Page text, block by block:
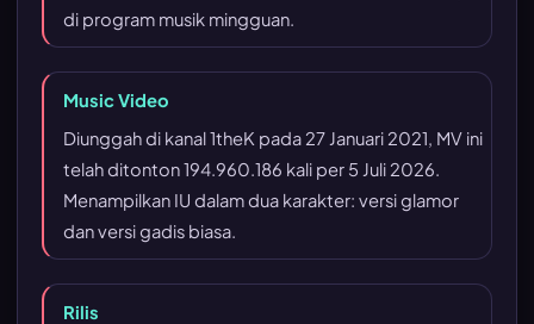
di program musik mingguan.
Music Video
Diunggah di kanal 1theK pada 27 Januari 2021, MV ini
telah ditonton 194.960.186 kali per 5 Juli 2026.
Menampilkan IU dalam dua karakter: versi glamor
dan versi gadis biasa.
Rilis